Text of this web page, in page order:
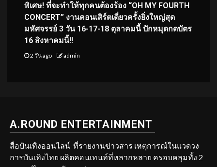
พิเศษ! ที่จะทำให้ทุกคนต้องร้อง “OH MY FOURTH
CONCERT” งานคอนเสิร์ตเดี่ยวครั้งยิ่งใหญ่สุด
มหัศจรรย์ 3 วัน 16-17-18 ตุลาคมนี้ ปักหมุดกดบัตร
16 สิงหาคมนี้!!
2 วัน ago admin
A.ROUND ENTERTAINMENT
สื่อบันเทิงออนไลน์ ที่รายงานข่าวสาร เหตุการณ์ในแวดวง
การบันเทิงไทย ผลิตคอนเทนท์ที่หลากหลาย ครอบคลุมทั้ง 2